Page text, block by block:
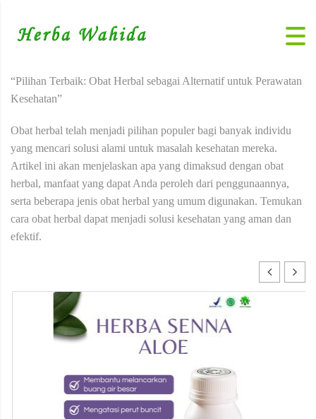
“Pilihan Terbaik: Obat Herbal sebagai Alternatif untuk Perawatan
Kesehatan”
Obat herbal telah menjadi pilihan populer bagi banyak individu
yang mencari solusi alami untuk masalah kesehatan mereka.
Artikel ini akan menjelaskan apa yang dimaksud dengan obat
herbal, manfaat yang dapat Anda peroleh dari penggunaannya,
serta beberapa jenis obat herbal yang umum digunakan. Temukan
cara obat herbal dapat menjadi solusi kesehatan yang aman dan
efektif.